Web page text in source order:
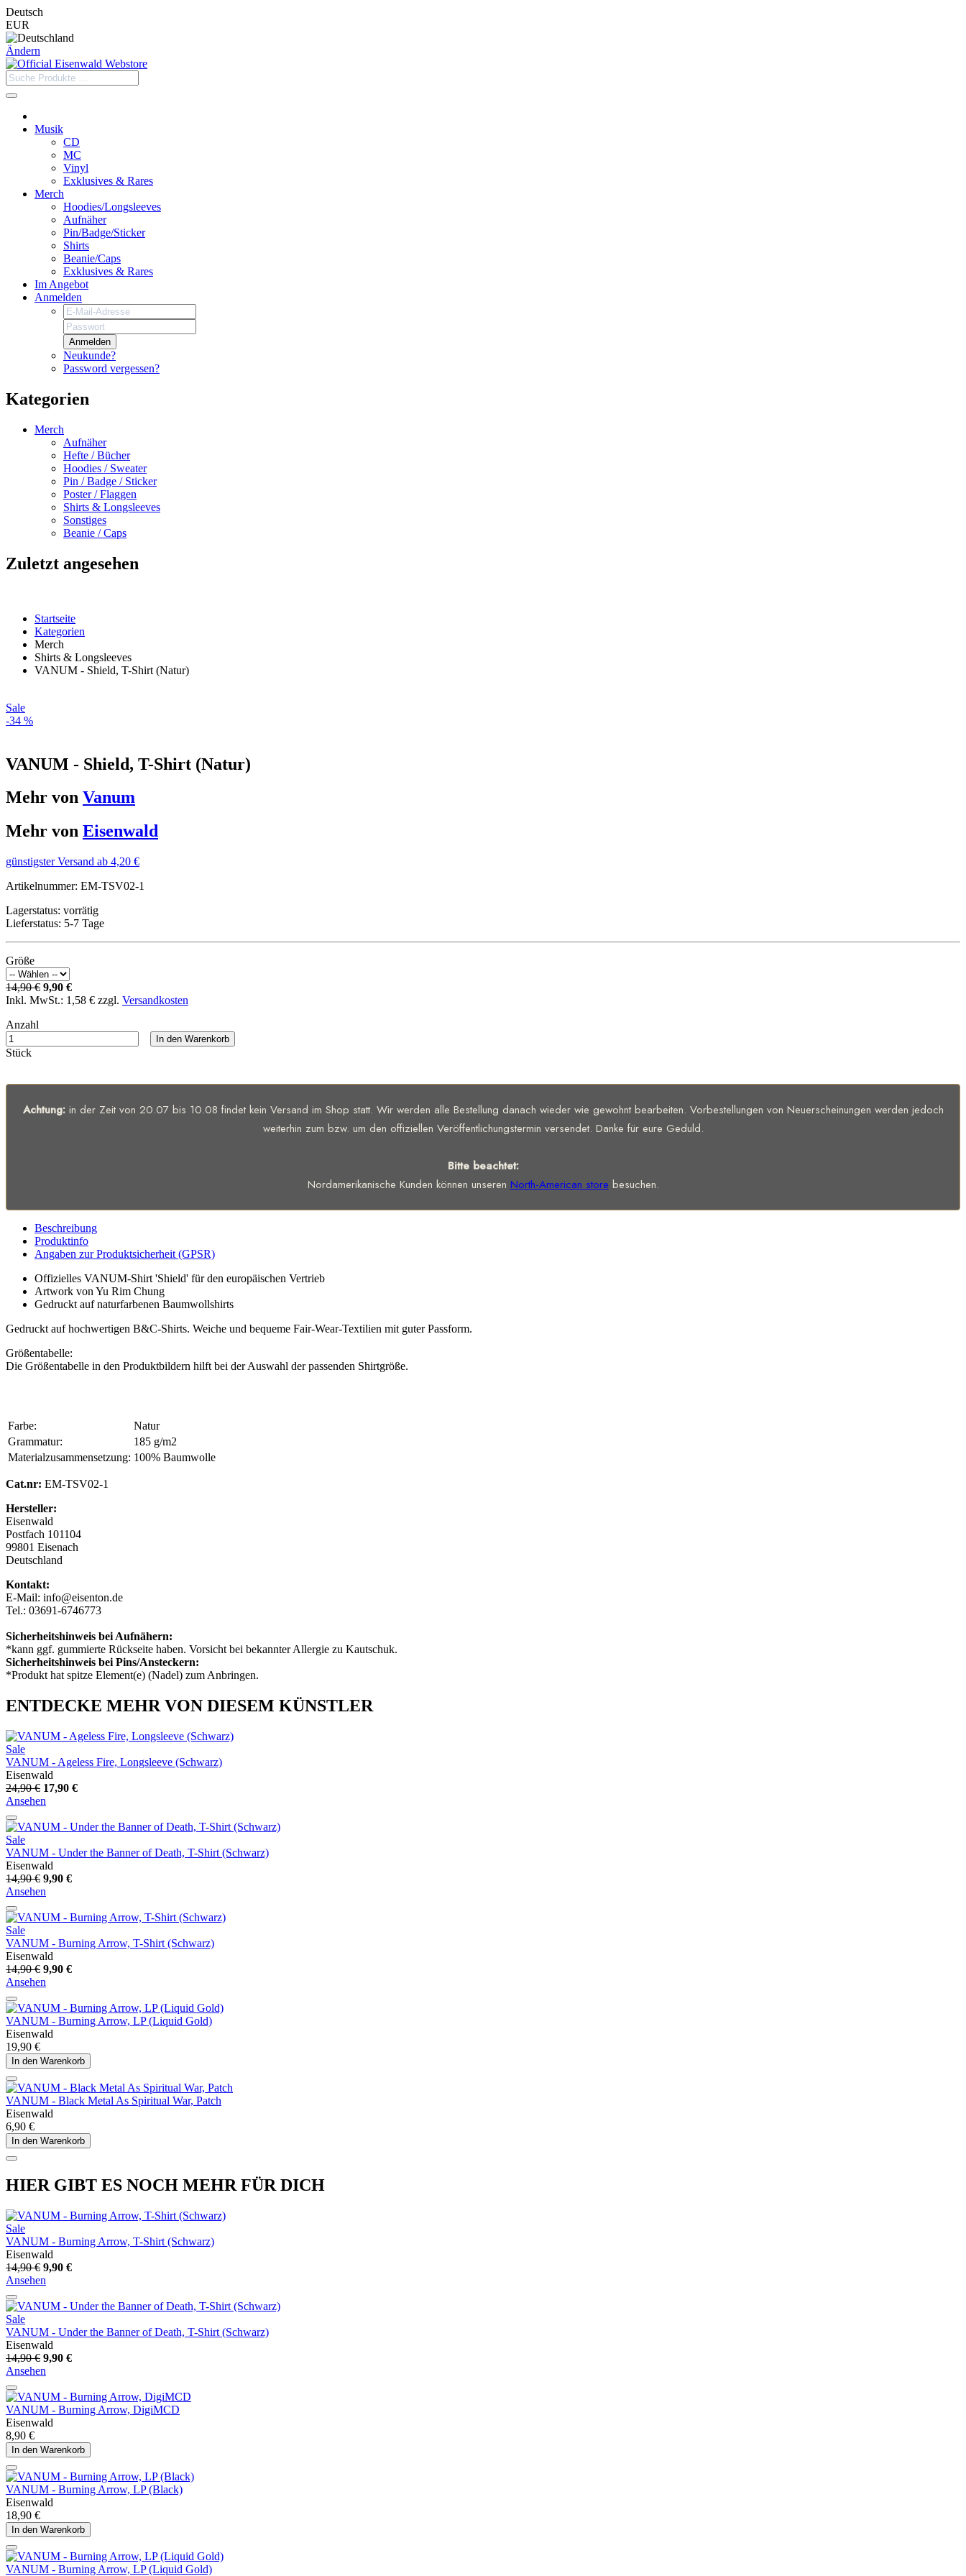
Deutsch
EUR
Ändern
Musik
CD
MC
Vinyl
Exklusives & Rares
Merch
Hoodies/Longsleeves
Aufnäher
Pin/Badge/Sticker
Shirts
Beanie/Caps
Exklusives & Rares
Im Angebot
Anmelden
Anmelden
Neukunde?
Password vergessen?
Kategorien
Merch
Aufnäher
Hefte / Bücher
Hoodies / Sweater
Pin / Badge / Sticker
Poster / Flaggen
Shirts & Longsleeves
Sonstiges
Beanie / Caps
Zuletzt angesehen
Startseite
Kategorien
Merch
Shirts & Longsleeves
VANUM - Shield, T-Shirt (Natur)
Sale
-34 %
VANUM - Shield, T-Shirt (Natur)
Mehr von Vanum
Mehr von Eisenwald
günstigster Versand ab 4,20 €
Artikelnummer: EM-TSV02-1
Lagerstatus: vorrätig
Lieferstatus: 5-7 Tage
Größe
14,90 € 9,90 €
Inkl. MwSt.: 1,58 € zzgl. Versandkosten
Anzahl
Stück
In den Warenkorb
Achtung:in der Zeit von 20.07 bis 10.08 findet kein Versand im Shop statt. Wir werden alle Bestellung danach wieder wie gewohnt bearbeiten. Vorbestellungen von Neuerscheinungen werden jedoch
weiterhin zum bzw. um den offiziellen Veröffentlichungstermin versendet. Danke für eure Geduld.
Bitte beachtet:
Nordamerikanische Kunden können unseren North-American store besuchen.
Beschreibung
Produktinfo
Angaben zur Produktsicherheit (GPSR)
Offizielles VANUM-Shirt 'Shield' für den europäischen Vertrieb
Artwork von Yu Rim Chung
Gedruckt auf naturfarbenen Baumwollshirts
Gedruckt auf hochwertigen B&C-Shirts. Weiche und bequeme Fair-Wear-Textilien mit guter Passform.
Größentabelle:
Die Größentabelle in den Produktbildern hilft bei der Auswahl der passenden Shirtgröße.
Farbe:
Natur
Grammatur:
185 g/m2
Materialzusammensetzung: 100% Baumwolle
Cat.nr: EM-TSV02-1
Hersteller:
Eisenwald
Postfach 101104
99801 Eisenach
Deutschland
Kontakt:
E-Mail: info@eisenton.de
Tel.: 03691-6746773
Sicherheitshinweis bei Aufnähern:
*kann ggf. gummierte Rückseite haben. Vorsicht bei bekannter Allergie zu Kautschuk.
Sicherheitshinweis bei Pins/Ansteckern:
*Produkt hat spitze Element(e) (Nadel) zum Anbringen.
ENTDECKE MEHR VON DIESEM KÜNSTLER
Sale
VANUM - Ageless Fire, Longsleeve (Schwarz)
Eisenwald
24,90 € 17,90 €
Ansehen
Sale
VANUM - Under the Banner of Death, T-Shirt (Schwarz)
Eisenwald
14,90 € 9,90 €
Ansehen
Sale
VANUM - Burning Arrow, T-Shirt (Schwarz)
Eisenwald
14,90 € 9,90 €
Ansehen
VANUM - Burning Arrow, LP (Liquid Gold)
Eisenwald
19,90 €
In den Warenkorb
VANUM - Black Metal As Spiritual War, Patch
Eisenwald
6,90 €
In den Warenkorb
HIER GIBT ES NOCH MEHR FÜR DICH
Sale
VANUM - Burning Arrow, T-Shirt (Schwarz)
Eisenwald
14,90 € 9,90 €
Ansehen
Sale
VANUM - Under the Banner of Death, T-Shirt (Schwarz)
Eisenwald
14,90 € 9,90 €
Ansehen
VANUM - Burning Arrow, DigiMCD
Eisenwald
8,90 €
In den Warenkorb
VANUM - Burning Arrow, LP (Black)
Eisenwald
18,90 €
In den Warenkorb
VANUM - Burning Arrow, LP (Liquid Gold)